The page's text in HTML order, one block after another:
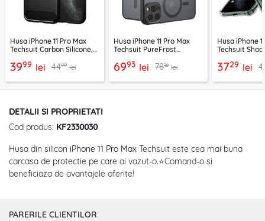
Husa iPhone 11 Pro Max
Techsuit Carbon Silicone,
3999 lei 4499 lei
Husa iPhone 11 Pro Max
Techsuit PureFrost
6993 lei 7816 lei
Husa iPhone
Techsuit
3729 lei
DETALII SI PROPRIETATI
Cod produs: KF2330030
Husa din silicon iPhone 11 Pro Max Techsuit este cea mai buna
carcasa de protectie pe care ai vazut-o.⭐Comand-o si
beneficiaza de avantajele oferite!
PARERILE CLIENTILOR